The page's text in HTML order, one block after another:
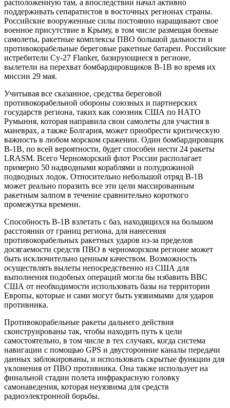
расположенную там, а впоследствии начал активно
поддерживать сепаратистов в восточных регионах страны.
Российские вооруженные силы постоянно наращивают свое
военное присутствие в Крыму, в том числе размещая боевые
самолеты, ракетные комплексы ПВО большой дальности и
противокорабельные береговые ракетные батареи. Российские
истребители Су-27 Flanker, базирующиеся в регионе,
вылетели на перехват бомбардировщиков В-1В во время их
миссии 29 мая.
Учитывая все сказанное, средства береговой
противокорабельной обороны союзных и партнерских
государств региона, таких как союзник США по НАТО
Румыния, которая направила свои самолеты для участия в
маневрах, а также Болгария, может приобрести критическую
важность в любом морском сражении. Один бомбардировщик
В-1В, по всей вероятности, будет способен нести 24 ракеты
LRASM. Всего Черноморский флот России располагает
примерно 50 надводными кораблями и полудюжиной
подводных лодок. Относительно небольшой отряд В-1В
может реально поразить все эти цели массированным
ракетным залпом в течение сравнительно короткого
промежутка времени.
Способность В-1В взлетать с баз, находящихся на большом
расстоянии от границ региона, для нанесения
противокорабельных ракетных ударов из-за пределов
досягаемости средств ПВО в черноморском регионе может
быть исключительно ценным качеством. Возможность
осуществлять вылеты непосредственно из США для
выполнения подобных операций могла бы избавить ВВС
США от необходимости использовать базы на территории
Европы, которые и сами могут быть уязвимыми для ударов
противника.
Противокорабельные ракеты дальнего действия
сконструированы так, чтобы находить путь к цели
самостоятельно, в том числе в тех случаях, когда система
навигации с помощью GPS и двусторонние каналы передачи
данных заблокированы, и использовать скрытые функции для
уклонения от ПВО противника. Она также использует на
финальной стадии полета инфракрасную головку
самонаведения, которая неуязвима для средств
радиоэлектронной борьбы.